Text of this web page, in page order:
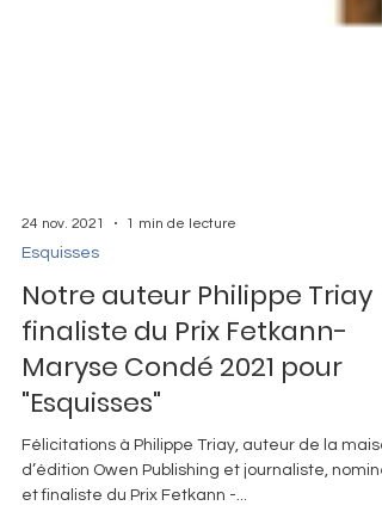
24 nov. 2021 1 min de lecture
Notre auteur Philippe Triay
finaliste du Prix Fetkann-
Maryse Condé 2021 pour
"Esquisses"